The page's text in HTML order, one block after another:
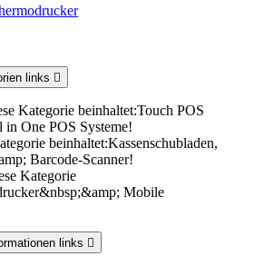
links 
Kategorie beinhaltet:Touch POS
One POS Systeme!
beinhaltet:Kassenschubladen,
Barcode-Scanner!
Kategorie
Mobile
links 